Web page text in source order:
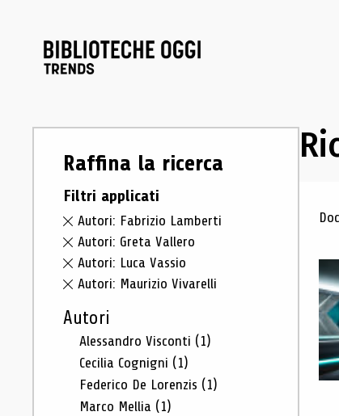
Raffina la ricerca
Filtri applicati
Autori: Fabrizio Lamberti
Autori: Greta Vallero
Autori: Luca Vassio
Autori: Maurizio Vivarelli
Autori
Alessandro Visconti (1)
Cecilia Cognigni (1)
Federico De Lorenzis (1)
Marco Mellia (1)